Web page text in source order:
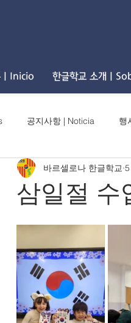
| Inicio 한글학교 소개 |
공지사항 | Noticia 행
삼일절 수
바르셀로나 한글학교